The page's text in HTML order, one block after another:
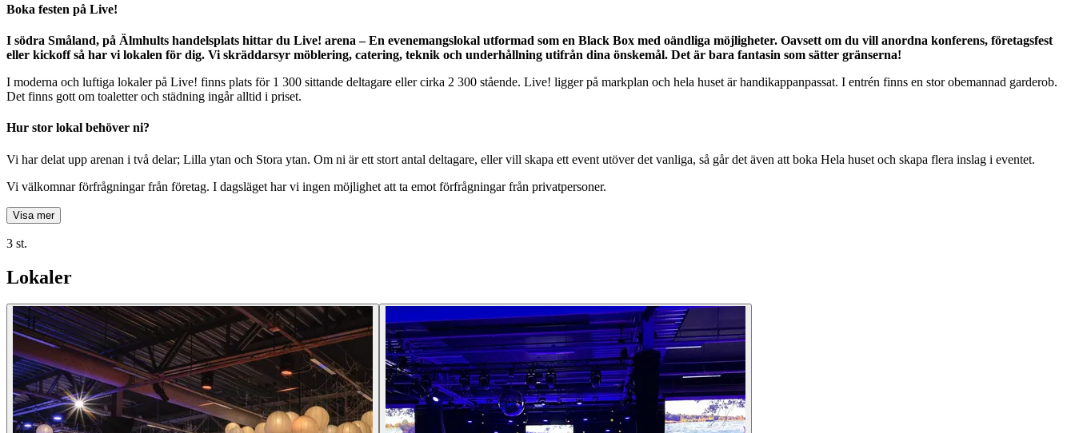
Boka festen på Live!
I södra Småland, på Älmhults handelsplats hittar du Live! arena – En evenemangslokal utformad som en Black Box med oändliga möjligheter. Oavsett om du vill anordna konferens, företagsfest
eller kickoff så har vi lokalen för dig. Vi skräddarsyr möblering, catering, teknik och underhållning utifrån dina önskemål. Det är bara fantasin som sätter gränserna!
I moderna och luftiga lokaler på Live! finns plats för 1 300 sittande deltagare eller cirka 2 300 stående. Live! ligger på markplan och hela huset är handikappanpassat. I entrén finns en stor obemannad garderob.
Det finns gott om toaletter och städning ingår alltid i priset.
Hur stor lokal behöver ni?
Vi har delat upp arenan i två delar; Lilla ytan och Stora ytan. Om ni är ett stort antal deltagare, eller vill skapa ett event utöver det vanliga, så går det även att boka Hela huset och skapa flera inslag i eventet.
Vi välkomnar förfrågningar från företag. I dagsläget har vi ingen möjlighet att ta emot förfrågningar från privatpersoner.
Visa mer
3 st.
Lokaler